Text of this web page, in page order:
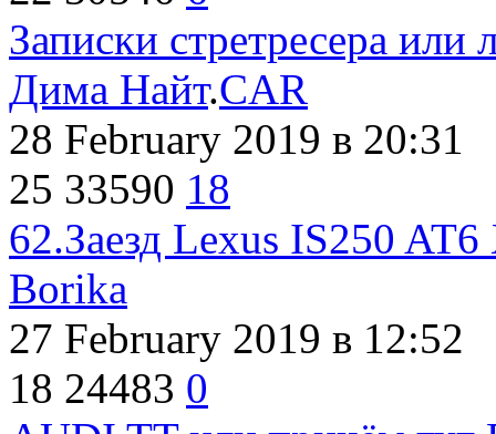
Записки стретресера или
Дима Найт.CAR
28 February 2019 в 20:31
25 33590 18
62.Заезд Lexus IS250
Borika
27 February 2019 в 12:52
18 24483 0